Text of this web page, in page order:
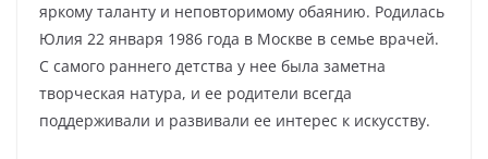
яркому таланту и неповторимому обаянию. Родилась
Юлия 22 января 1986 года в Москве в семье врачей.
С самого раннего детства у нее была заметна
творческая натура, и ее родители всегда
поддерживали и развивали ее интерес к искусству.